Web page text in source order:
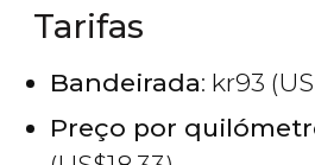
Tarifas
Bandeirada: kr93 (
Preço por